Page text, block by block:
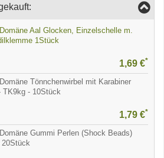
Aal Glocken, Einzelschelle m.
1Stück
1,69 €*
Tönnchenwirbel mit Karabiner
TK9kg - 10Stück
1,79 €*
Gummi Perlen (Shock Beads)